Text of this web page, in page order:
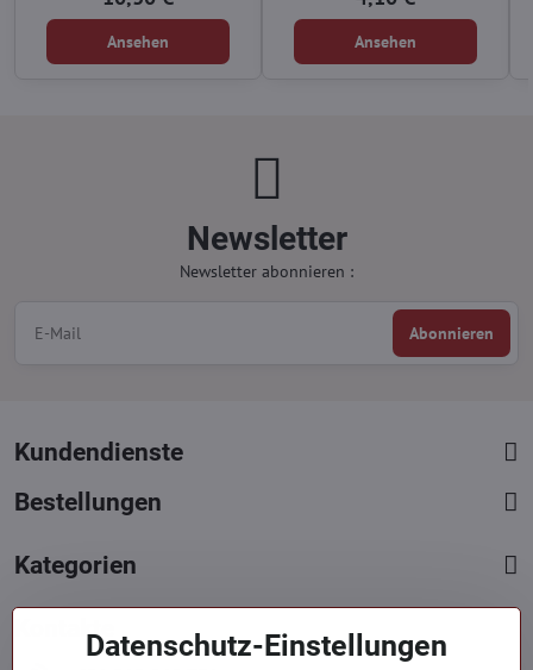
Ansehen Ansehen
Newsletter
Newsletter abonnieren :
Abonnieren
Kundendienste
Bestellungen
Kategorien
KontakteDatenschutz-Einstellungen